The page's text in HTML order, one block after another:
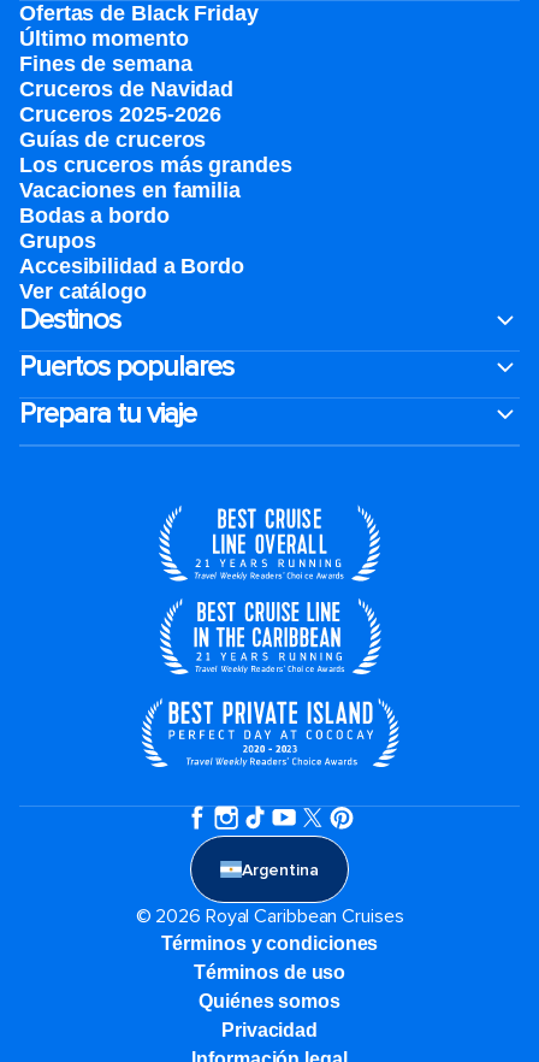
Ofertas de Black Friday
Último momento
Fines de semana
Cruceros de Navidad
Cruceros 2025-2026
Guías de cruceros
Los cruceros más grandes
Vacaciones en familia
Bodas a bordo
Grupos
Accesibilidad a Bordo
Ver catálogo
Destinos
Puertos populares
Prepara tu viaje
Argentina
© 2026 Royal Caribbean Cruises
Términos y condiciones
Términos de uso
Quiénes somos
Privacidad